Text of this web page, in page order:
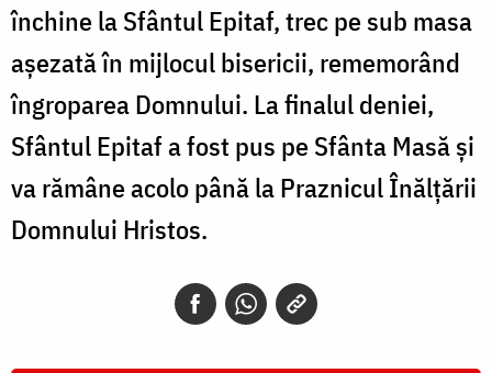
închine la Sfântul Epitaf, trec pe sub masa
așezată în mijlocul bisericii, rememorând
îngroparea Domnului. La finalul deniei,
Sfântul Epitaf a fost pus pe Sfânta Masă și
va rămâne acolo până la Praznicul Înălțării
Domnului Hristos.